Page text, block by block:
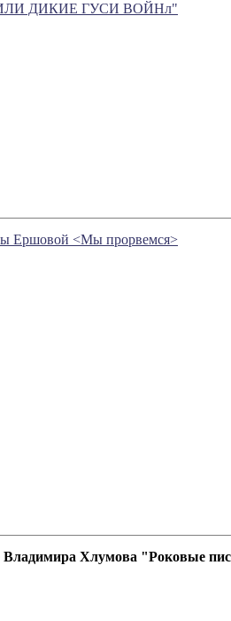
ИЛИ ДИКИЕ ГУСИ ВОЙНл"
Ершовой <Мы прорвемся>
Владимира Хлумова "Роковые